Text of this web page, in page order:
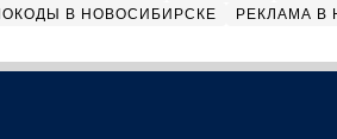
В НОВОСИБИРСКЕ РЕКЛАМА В